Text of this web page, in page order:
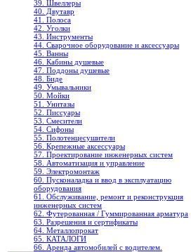
39. Швеллеры
40. Двутавр
41. Полоса
42. Уголки
43. Инструменты
44. Сварочное оборудование и аксессуары
45. Ванны
46. Кабины душевые
47. Поддоны душевые
48. Биде
49. Умывальники
50. Мойки
51. Унитазы
52. Писсуары
53. Смесители
54. Сифоны
55. Полотенцесушители
56. Крепежные аксессуары
57. Проектирование инженерных систем
58. Автоматизация и управление
59. Электромонтаж
60. Пусконаладка и ввод в эксплуатацию
оборудования
61. Обслуживание, ремонт и реконструкция
инженерных систем
62. Футерованная / Гуммированная арматура
63. Разрешения и сертификаты
64. Металлопрокат
65. КАТАЛОГИ
66. Аренда автомобилей с водителем.